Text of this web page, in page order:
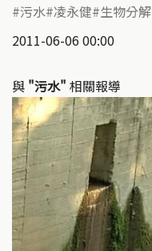
污水 凌永健 生物分解
2011-06-06 00:00
與 "污水" 相關報導